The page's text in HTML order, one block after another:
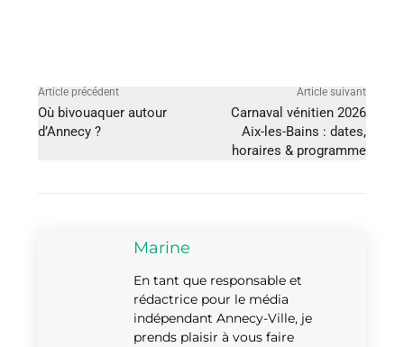
Article précédent
Où bivouaquer autour
d’Annecy ?
Article suivant
Carnaval vénitien 2026
Aix-les-Bains : dates,
horaires & programme
Marine
En tant que responsable et
rédactrice pour le média
indépendant Annecy-Ville, je
prends plaisir à vous faire